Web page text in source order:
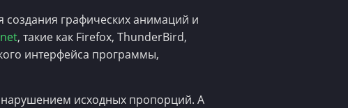
графических анимаций и
, такие как Firefox, ThunderBird,
интерфейса программы,
нарушением исходных пропорций. А